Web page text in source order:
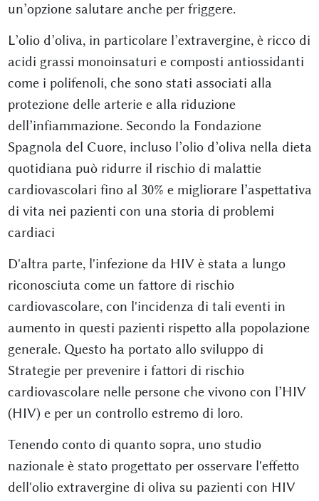
un’opzione salutare anche per friggere.
L’olio d’oliva, in particolare l’extravergine, è ricco di
acidi grassi monoinsaturi e composti antiossidanti
come i polifenoli, che sono stati associati alla
protezione delle arterie e alla riduzione
dell’infiammazione. Secondo la Fondazione
Spagnola del Cuore, incluso l’olio d’oliva nella dieta
quotidiana può ridurre il rischio di malattie
cardiovascolari fino al 30% e migliorare l’aspettativa
di vita nei pazienti con una storia di problemi
cardiaci
D'altra parte, l'infezione da HIV è stata a lungo
riconosciuta come un fattore di rischio
cardiovascolare, con l'incidenza di tali eventi in
aumento in questi pazienti rispetto alla popolazione
generale. Questo ha portato allo sviluppo di
Strategie per prevenire i fattori di rischio
cardiovascolare nelle persone che vivono con l’HIV
(HIV) e per un controllo estremo di loro.
Tenendo conto di quanto sopra, uno studio
nazionale è stato progettato per osservare l'effetto
dell'olio extravergine di oliva su pazienti con HIV